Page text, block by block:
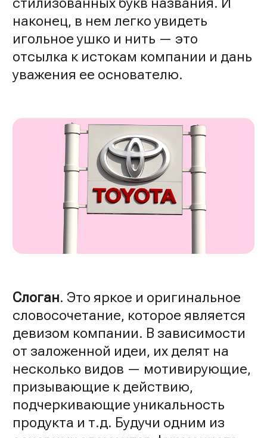
наконец, в нем легко увидеть
игольное ушко и нить — это
отсылка к истокам компании и дань
уважения ее основателю.
Слоган. Это яркое и оригинальное
словосочетание, которое является
девизом компании. В зависимости
от заложенной идеи, их делят на
несколько видов — мотивирующие,
призывающие к действию,
подчеркивающие уникальность
продукта и т.д. Будучи одним из